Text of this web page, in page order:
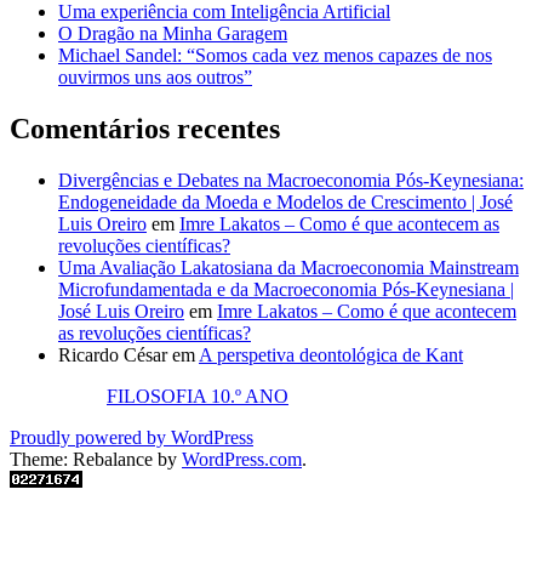
Uma experiência com Inteligência Artificial
O Dragão na Minha Garagem
Michael Sandel: “Somos cada vez menos capazes de nos
ouvirmos uns aos outros”
Comentários recentes
Divergências e Debates na Macroeconomia Pós-Keynesiana:
Endogeneidade da Moeda e Modelos de Crescimento | José
Luis Oreiro em Imre Lakatos – Como é que acontecem as
revoluções científicas?
Uma Avaliação Lakatosiana da Macroeconomia Mainstream
Microfundamentada e da Macroeconomia Pós-Keynesiana |
José Luis Oreiro em Imre Lakatos – Como é que acontecem
as revoluções científicas?
Ricardo Césarem A perspetiva deontológica de Kant
FILOSOFIA 10.º ANO
Proudly powered by WordPress
Theme: Rebalance by WordPress.com.